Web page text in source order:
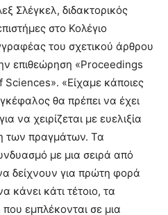
Σλέγκελ, διδακτορικός
στο Κολέγιο
του σχετικού άρθρου
επιθεώρηση «Proceedings
«Είχαμε κάποιες
θα πρέπει να έχει
να χειρίζεται με ευελιξία
των πραγμάτων. Τα
με μια σειρά από
δείχνουν για πρώτη φορά
κάνει κάτι τέτοιο, τα
εμπλέκονται σε μια